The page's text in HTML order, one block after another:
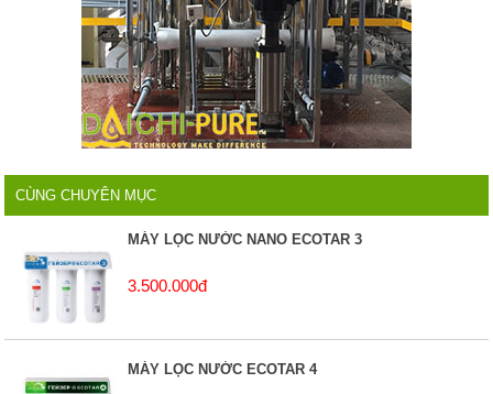
CÙNG CHUYÊN MỤC
MÁY LỌC NƯỚC NANO ECOTAR 3
3.500.000đ
MÁY LỌC NƯỚC ECOTAR 4